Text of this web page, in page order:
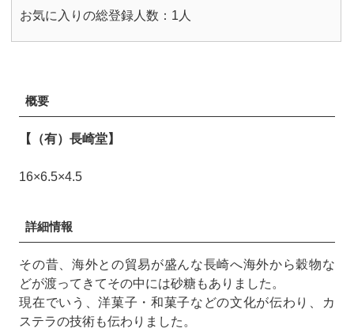
お気に入りの総登録人数：1人
概要
【（有）長崎堂】
16×6.5×4.5
詳細情報
その昔、海外との貿易が盛んな長崎へ海外から穀物な
どが渡ってきてその中には砂糖もありました。
現在でいう、洋菓子・和菓子などの文化が伝わり、カ
ステラの技術も伝わりました。